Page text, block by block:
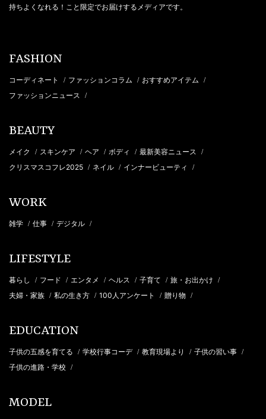
持ちよくなれる！こと限定でお届けするメディアです。
FASHION
コーディネート / ファッションコラム / おすすめアイテム /
ファッションニュース /
BEAUTY
メイク / スキンケア / ヘア / ボディ / 最新美容ニュース /
クリスマスコフレ2025 / ネイル / インナービューティ /
WORK
雑学 / 仕事 / デジタル /
LIFESTYLE
暮らし / フード / エンタメ / ヘルス / 子育て / 旅・お出かけ /
夫婦・家族 / 私の生き方 / 100人アンケート / 贈り物 /
EDUCATION
子供の五感を育てる / 学校行事コーデ / 教育現場より / 子供の習い事 /
子供の進路・学校 /
MODEL